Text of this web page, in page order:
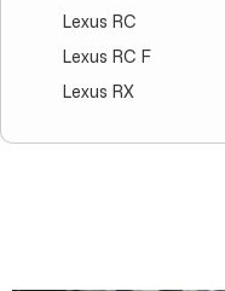
Lexus RC
Lexus RC F
Lexus RX